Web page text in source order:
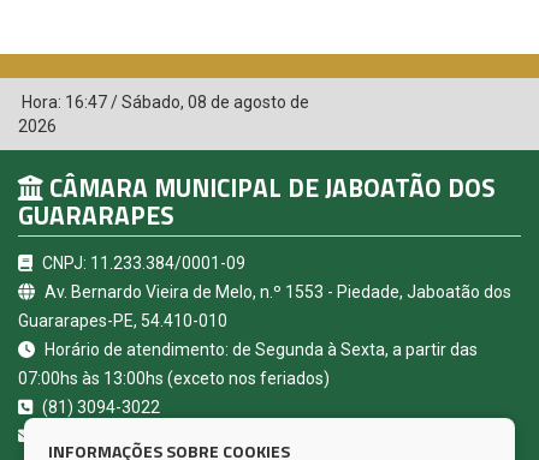
INFORMAÇÕES SOBRE COOKIES
Hora: 16:47/Sábado, 08 de agosto de
2026
CÂMARA MUNICIPAL DE JABOATÃO DOS
GUARARAPES
CNPJ: 11.233.384/0001-09
Av. Bernardo Vieira de Melo, n.º 1553 - Piedade, Jaboatão dos
Guararapes-PE, 54.410-010
Horário de atendimento: de Segunda à Sexta, a partir das
07:00hs às 13:00hs (exceto nos feriados)
(81) 3094-3022